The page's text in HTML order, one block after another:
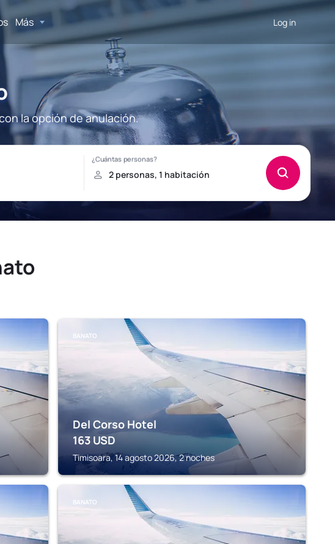
Más Log in
la opción de anulación.
BANATO
Del Corso Hotel
163 USD
Timisoara, 14 agosto 2026, 2 noches
BANATO